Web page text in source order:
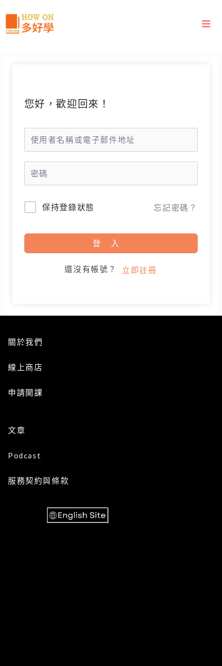
至
要
您好，歡迎回來！
保持登錄狀態 忘記密碼？
登入
還沒有帳號？ 立即註冊
關於我們
線上商店
申請開課
文章
Podcast
服務契約與條款